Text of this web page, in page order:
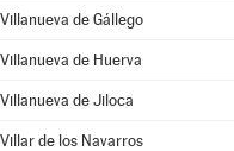
Villanueva de Gállego
Villanueva de Huerva
Villanueva de Jiloca
Villar de los Navarros